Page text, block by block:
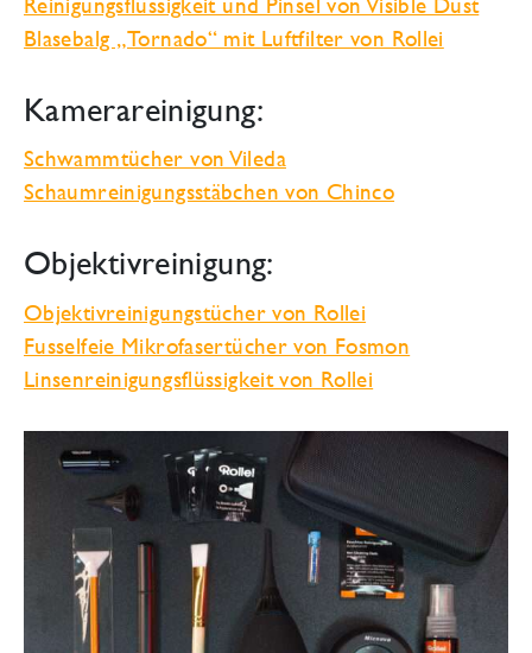
Blasebalg „Tornado“ mit Luftfilter von Rollei
Kamerareinigung:
Schwammtücher von Vileda
Schaumreinigungsstäbchen von Chinco
Objektivreinigung:
Objektivreinigungstücher von Rollei
Fusselfeie Mikrofasertücher von Fosmon
Linsenreinigungsflüssigkeit von Rollei